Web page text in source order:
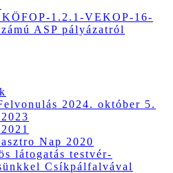
1.2.1-VEKOP-16-
ASP pályázatról
2024. október 5.
Nap 2020
látogatás testvér-
Csíkpálfalvával